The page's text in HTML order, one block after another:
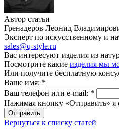
Автор статьи
Гренадеров Леонид
Эксперт по искусственному и
sales@q-style.ru
Вас интересуют изделия из
Посмотрите какие изделия мы
Или получите бесплатную
Ваше имя: *
Ваш телефон или e-mail: *
Нажимая кнопку «Отправить» я
Отправить
Вернуться к списку статей